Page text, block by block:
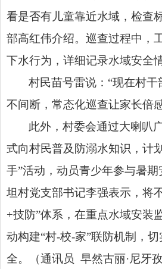
看是否有儿童靠近水域，检查
部高红伟介绍。巡查过程中，
下水行为，详细记录水域安全情
村民苗号雷说：“现在村
不间断，常态化巡查让家长倍
此外，村委会通过大喇叭
式向村民普及防溺水知识，计
手”活动，动员青少年参与暑
坦村党支部书记李强表示，将
+技防”体系，在重点水域安装
动构建“村-校-家”联防机制，
全。（通讯员 早然古丽·尼牙孜